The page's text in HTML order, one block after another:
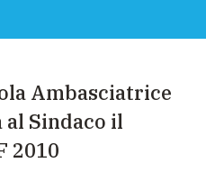
Ambasciatrice
al Sindaco il
2010